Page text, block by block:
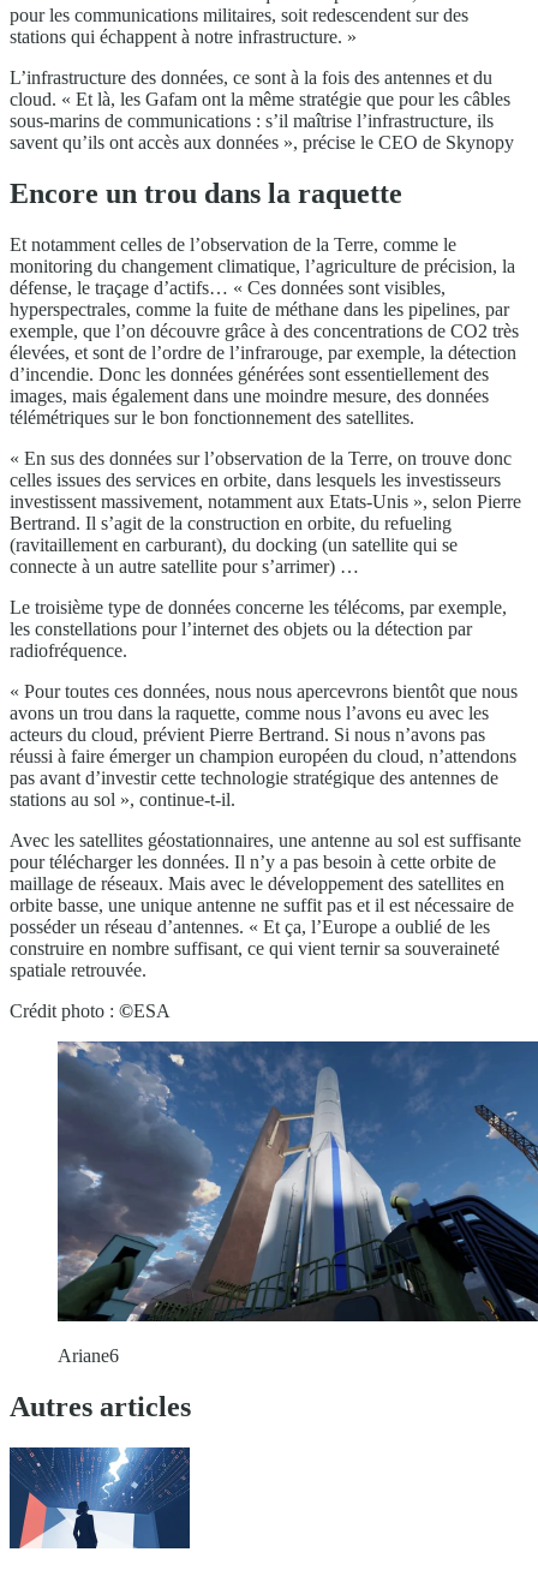
pour les communications militaires, soit redescendent sur des
stations qui échappent à notre infrastructure. »
L’infrastructure des données, ce sont à la fois des antennes et du
cloud. « Et là, les Gafam ont la même stratégie que pour les câbles
sous-marins de communications : s’il maîtrise l’infrastructure, ils
savent qu’ils ont accès aux données », précise le CEO de Skynopy
Encore un trou dans la raquette
Et notamment celles de l’observation de la Terre, comme le
monitoring du changement climatique, l’agriculture de précision, la
défense, le traçage d’actifs… « Ces données sont visibles,
hyperspectrales, comme la fuite de méthane dans les pipelines, par
exemple, que l’on découvre grâce à des concentrations de CO2 très
élevées, et sont de l’ordre de l’infrarouge, par exemple, la détection
d’incendie. Donc les données générées sont essentiellement des
images, mais également dans une moindre mesure, des données
télémétriques sur le bon fonctionnement des satellites.
« En sus des données sur l’observation de la Terre, on trouve donc
celles issues des services en orbite, dans lesquels les investisseurs
investissent massivement, notamment aux Etats-Unis », selon Pierre
Bertrand. Il s’agit de la construction en orbite, du refueling
(ravitaillement en carburant), du docking (un satellite qui se
connecte à un autre satellite pour s’arrimer) …
Le troisième type de données concerne les télécoms, par exemple,
les constellations pour l’internet des objets ou la détection par
radiofréquence.
« Pour toutes ces données, nous nous apercevrons bientôt que nous
avons un trou dans la raquette, comme nous l’avons eu avec les
acteurs du cloud, prévient Pierre Bertrand. Si nous n’avons pas
réussi à faire émerger un champion européen du cloud, n’attendons
pas avant d’investir cette technologie stratégique des antennes de
stations au sol », continue-t-il.
Avec les satellites géostationnaires, une antenne au sol est suffisante
pour télécharger les données. Il n’y a pas besoin à cette orbite de
maillage de réseaux. Mais avec le développement des satellites en
orbite basse, une unique antenne ne suffit pas et il est nécessaire de
posséder un réseau d’antennes. « Et ça, l’Europe a oublié de les
construire en nombre suffisant, ce qui vient ternir sa souveraineté
spatiale retrouvée.
Crédit photo : ©ESA
Ariane6
Autres articles